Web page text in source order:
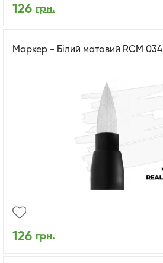
126 грн.
Маркер - Білий матовий RCM 034
126 грн.